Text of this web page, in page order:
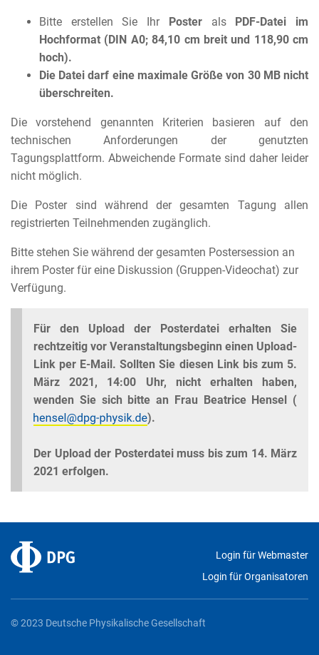
Bitte erstellen Sie Ihr Posterals
PDF-Datei im
Hochformat (DIN A0; 84,10 cm breit und 118,90 cm
hoch).
Die Datei darf eine maximale Größe von 30 MB nicht
überschreiten.
Die vorstehend genannten Kriterien basieren auf den
technischen Anforderungen der genutzten
Tagungsplattform. Abweichende Formate sind daher leider
nicht möglich.
Die Poster sind während der gesamten Tagung allen
registrierten Teilnehmenden zugänglich.
Bitte stehen Sie während der gesamten Postersession an
ihrem Poster für eine Diskussion (Gruppen-Videochat) zur
Verfügung.
Für den Upload der Posterdatei erhalten Sie
rechtzeitig vor Veranstaltungsbeginn einen Upload-
Link per E-Mail. Sollten Sie diesen Link bis zum 5.
März 2021, 14:00 Uhr, nicht erhalten haben,
wenden Sie sich bitte an Frau Beatrice Hensel (
).
Der Upload der Posterdatei muss bis zum 14. März
2021 erfolgen.
Login für Webmaster
Login für Organisatoren
© 2023 Deutsche Physikalische Gesellschaft